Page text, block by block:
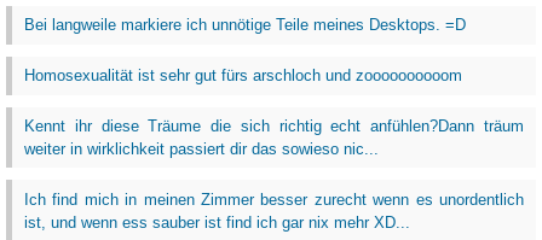
Bei langweile markiere ich unnötige Teile meines Desktops. =D
Homosexualität ist sehr gut fürs arschloch und zoooooooooom
Kennt ihr diese Träume die sich richtig echt anfühlen?Dann träum
weiter in wirklichkeit passiert dir das sowieso nic...
Ich find mich in meinen Zimmer besser zurecht wenn es unordentlich
ist, und wenn ess sauber ist find ich gar nix mehr XD...